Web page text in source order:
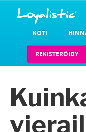
KOTI
REKISTERÖIDY